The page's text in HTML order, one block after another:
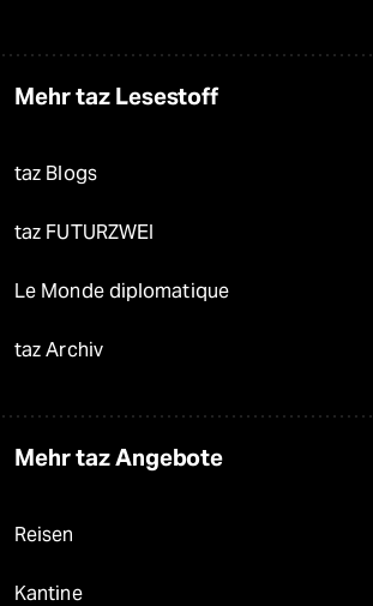
Mehr taz Lesestoff
taz Blogs
taz FUTURZWEI
Le Monde diplomatique
taz Archiv
Mehr taz Angebote
Reisen
Kantine